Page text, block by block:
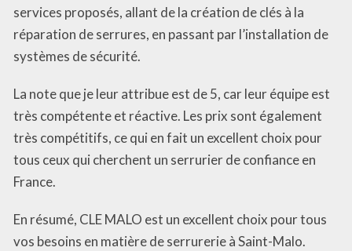
services proposés, allant de la création de clés à la
réparation de serrures, en passant par l’installation de
systèmes de sécurité.
La note que je leur attribue est de 5, car leur équipe est
très compétente et réactive. Les prix sont également
très compétitifs, ce qui en fait un excellent choix pour
tous ceux qui cherchent un serrurier de confiance en
France.
En résumé, CLE MALO est un excellent choix pour tous
vos besoins en matière de serrurerie à Saint-Malo.